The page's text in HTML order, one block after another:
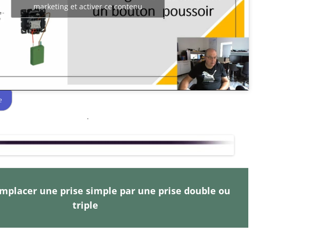
marketing et activer ce contenu
.
une prise simple par une prise double ou
triple